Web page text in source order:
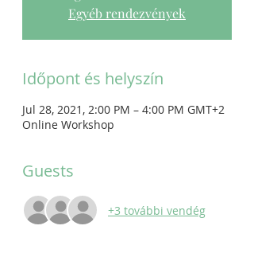
Egyéb rendezvények
Időpont és helyszín
Jul 28, 2021, 2:00 PM – 4:00 PM GMT+2
Online Workshop
Guests
+3 további vendég